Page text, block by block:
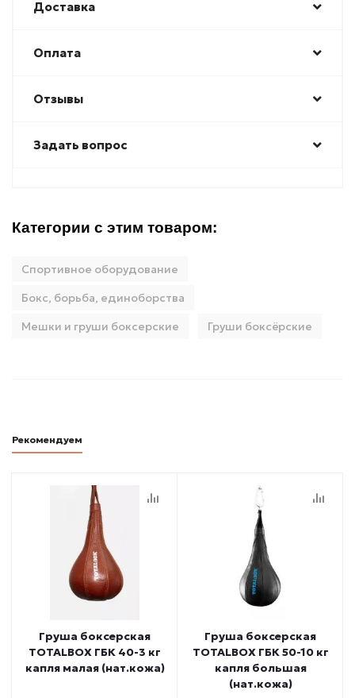
Доставка
Оплата
Отзывы
Задать вопрос
Категории с этим товаром:
Спортивное оборудование
Бокс, борьба, единоборства
Мешки и груши боксерские
Груши боксёрские
Рекомендуем
Груша боксерская
TOTALBOX ГБК 40-3 кг
капля малая (нат.кожа)
Груша боксерская
TOTALBOX ГБК 50-10 кг
капля большая
(нат.кожа)